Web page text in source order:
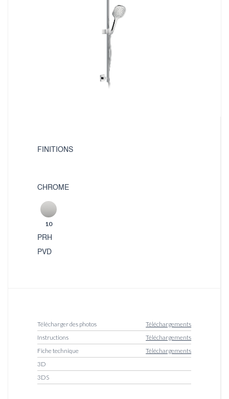
FINITIONS
CHROME
10
PRH
PVD
Télécharger des photos
Téléchargements
Instructions
Téléchargements
Fiche technique
Téléchargements
3D
3DS